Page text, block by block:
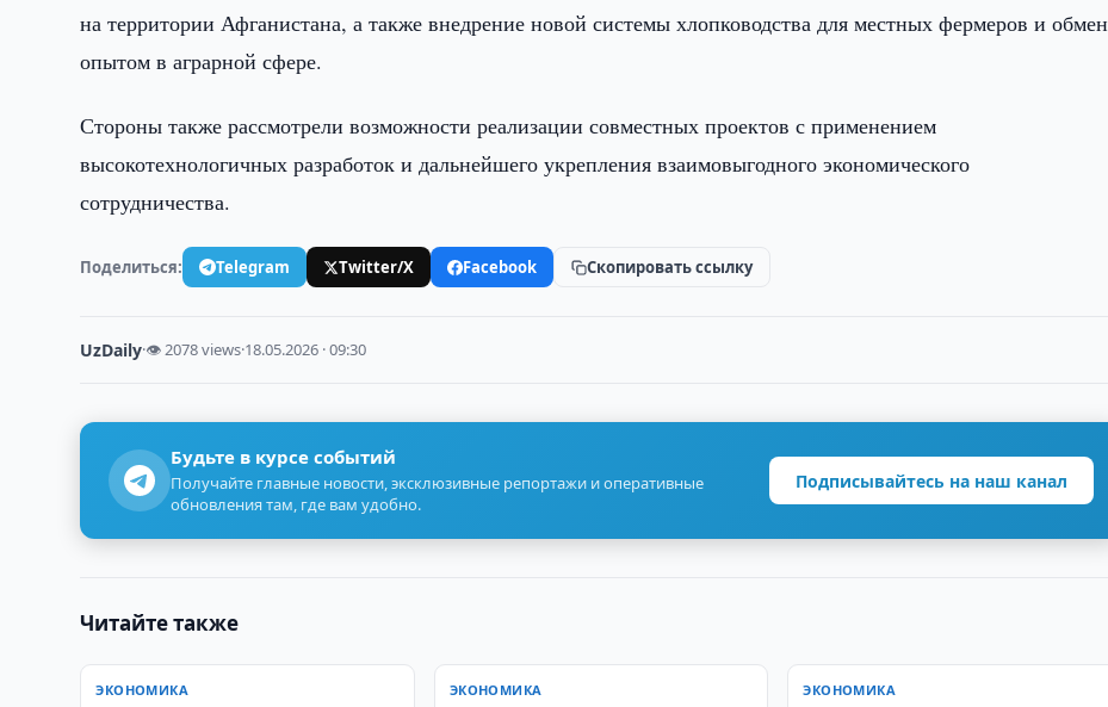
на территории Афганистана, а также внедрение новой системы хлопководства для местных фермеров и обмен
опытом в аграрной сфере.
Стороны также рассмотрели возможности реализации совместных проектов с применением
высокотехнологичных разработок и дальнейшего укрепления взаимовыгодного экономического
сотрудничества.
Поделиться: Telegram Twitter/X Facebook Скопировать ссылку
UzDaily·👁 2078 views·18.05.2026 · 09:30
Будьте в курсе событий
Получайте главные новости, эксклюзивные репортажи и оперативные
обновления там, где вам удобно.
Подписывайтесь на наш канал
Читайте также
ЭКОНОМИКА ЭКОНОМИКА ЭКОНОМИКА